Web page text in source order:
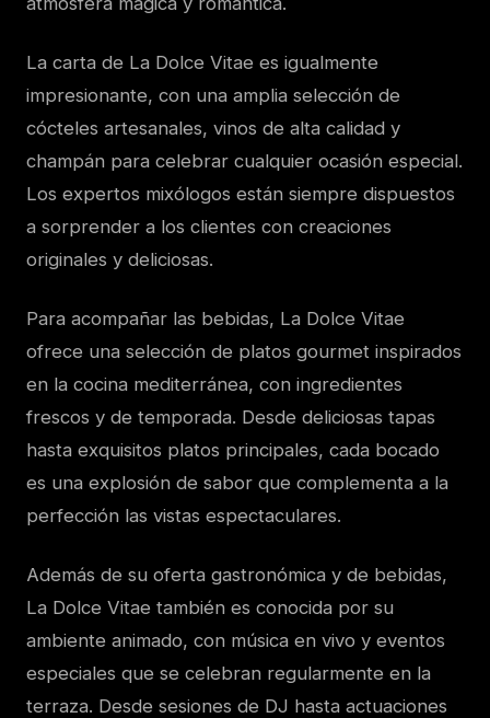
La carta de La Dolce Vitae es igualmente
impresionante, con una amplia selección de
cócteles artesanales, vinos de alta calidad y
champán para celebrar cualquier ocasión especial.
Los expertos mixólogos están siempre dispuestos
a sorprender a los clientes con creaciones
originales y deliciosas.
Para acompañar las bebidas, La Dolce Vitae
ofrece una selección de platos gourmet inspirados
en la cocina mediterránea, con ingredientes
frescos y de temporada. Desde deliciosas tapas
hasta exquisitos platos principales, cada bocado
es una explosión de sabor que complementa a la
perfección las vistas espectaculares.
Además de su oferta gastronómica y de bebidas,
La Dolce Vitae también es conocida por su
ambiente animado, con música en vivo y eventos
especiales que se celebran regularmente en la
terraza. Desde sesiones de DJ hasta actuaciones